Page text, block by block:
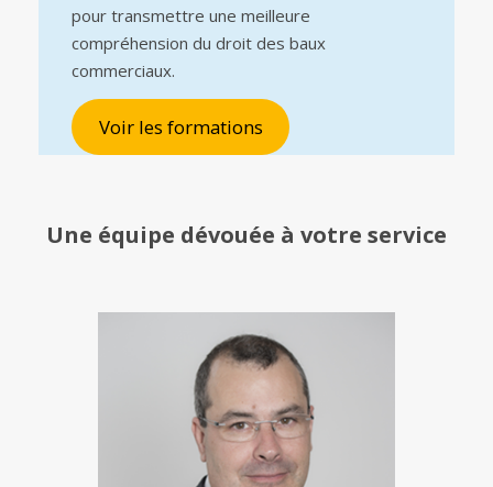
pour transmettre une meilleure
compréhension du droit des baux
commerciaux.
Voir les formations
Une équipe dévouée à votre service